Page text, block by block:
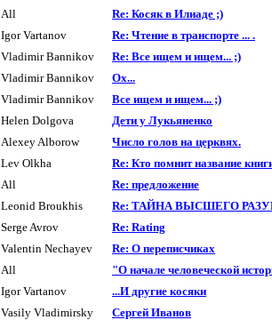
All
Re: Косяк в Илиаде ;)
Igor Vartanov
Re: Чтение в транспорте ... .
Vladimir Bannikov
Re: Все ищем и ищем... ;)
Vladimir Bannikov
Ох...
Vladimir Bannikov
Все ищем и ищем... ;)
Helen Dolgova
Дети y Лyкьяненко
Alexey Alborow
Число голов на цеpквях.
Lev Olkha
Re: Кто помнит название
All
Re: пpедложение
Leonid Broukhis
Re: ТАЙНА ВЫСШЕГО
Serge Avrov
Re: Rating
Valentin Nechayev
Re: О переписчиках
All
"О начале человеческой
Igor Vartanov
...И другие косяки
Vasily Vladimirsky
Сеpгей Иванов